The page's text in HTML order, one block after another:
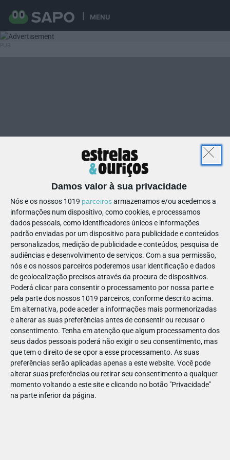
MENU
Damos valor à sua privacidade
Nós e os nossos 1019 parceirosarmazenamos e/ou acedemos a
informações num dispositivo, como cookies, e processamos
dados pessoais, como identificadores únicos e informações
padrão enviadas por um dispositivo para publicidade e conteúdos
personalizados, medição de publicidade e conteúdos, pesquisa de
audiências e desenvolvimento de serviços. Com a sua permissão,
nós e os nossos parceiros poderemos usar identificação e dados
de geolocalização precisos através da procura de dispositivos.
Poderá clicar para consentir o processamento por nossa parte e
pela parte dos nossos 1019 parceiros, conforme descrito acima.
Em alternativa, pode aceder a informações mais pormenorizadas
e alterar as suas preferências antes de consentir ou recusar o
consentimento. Tenha em atenção que algum processamento dos
seus dados pessoais poderá não exigir o seu consentimento, mas
que tem o direito de se opor a esse processamento. As suas
preferências serão aplicadas apenas a este website. Você pode
alterar suas preferências ou retirar seu consentimento a qualquer
momento voltando a este site e clicando no botão "Privacidade"
na parte inferior da página.
11
1226981999472536